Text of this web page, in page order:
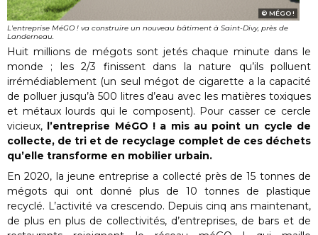
MÉGO !
L'entreprise MéGO ! va construire un nouveau bâtiment à Saint-Divy, près de
Landerneau.
Huit millions de mégots sont jetés chaque minute dans le
monde ; les 2/3 finissent dans la nature qu’ils polluent
irrémédiablement (un seul mégot de cigarette a la capacité
de polluer jusqu’à 500 litres d’eau avec les matières toxiques
et métaux lourds qui le composent). Pour casser ce cercle
vicieux, l’entreprise MéGO ! a mis au point un cycle de
collecte, de tri et de recyclage complet de ces déchets
qu’elle transforme en mobilier urbain.
En 2020, la jeune entreprise a collecté près de 15 tonnes de
mégots qui ont donné plus de 10 tonnes de plastique
recyclé. L’activité va crescendo. Depuis cinq ans maintenant,
de plus en plus de collectivités, d’entreprises, de bars et de